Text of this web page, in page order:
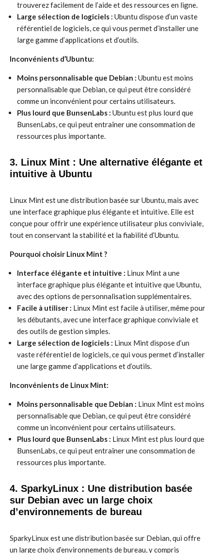
trouverez facilement de l’aide et des ressources en ligne.
Large sélection de logiciels : Ubuntu dispose d’un vaste
référentiel de logiciels, ce qui vous permet d’installer une
large gamme d’applications et d’outils.
Inconvénients d’Ubuntu:
Moins personnalisable que Debian : Ubuntu est moins
personnalisable que Debian, ce qui peut être considéré
comme un inconvénient pour certains utilisateurs.
Plus lourd que BunsenLabs : Ubuntu est plus lourd que
BunsenLabs, ce qui peut entraîner une consommation de
ressources plus importante.
3. Linux Mint : Une alternative élégante et
intuitive à Ubuntu
Linux Mint est une distribution basée sur Ubuntu, mais avec
une interface graphique plus élégante et intuitive. Elle est
conçue pour offrir une expérience utilisateur plus conviviale,
tout en conservant la stabilité et la fiabilité d’Ubuntu.
Pourquoi choisir Linux Mint ?
Interface élégante et intuitive : Linux Mint a une
interface graphique plus élégante et intuitive que Ubuntu,
avec des options de personnalisation supplémentaires.
Facile à utiliser : Linux Mint est facile à utiliser, même pour
les débutants, avec une interface graphique conviviale et
des outils de gestion simples.
Large sélection de logiciels : Linux Mint dispose d’un
vaste référentiel de logiciels, ce qui vous permet d’installer
une large gamme d’applications et d’outils.
Inconvénients de Linux Mint:
Moins personnalisable que Debian : Linux Mint est moins
personnalisable que Debian, ce qui peut être considéré
comme un inconvénient pour certains utilisateurs.
Plus lourd que BunsenLabs : Linux Mint est plus lourd que
BunsenLabs, ce qui peut entraîner une consommation de
ressources plus importante.
4. SparkyLinux : Une distribution basée
sur Debian avec un large choix
d’environnements de bureau
SparkyLinux est une distribution basée sur Debian, qui offre
un large choix d’environnements de bureau, y compris